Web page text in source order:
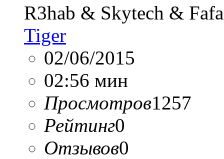
R3hab & Skytech &
Tiger
02/06/2015
02:56 мин
Просмотров1257
Рейтинг0
Отзывов0